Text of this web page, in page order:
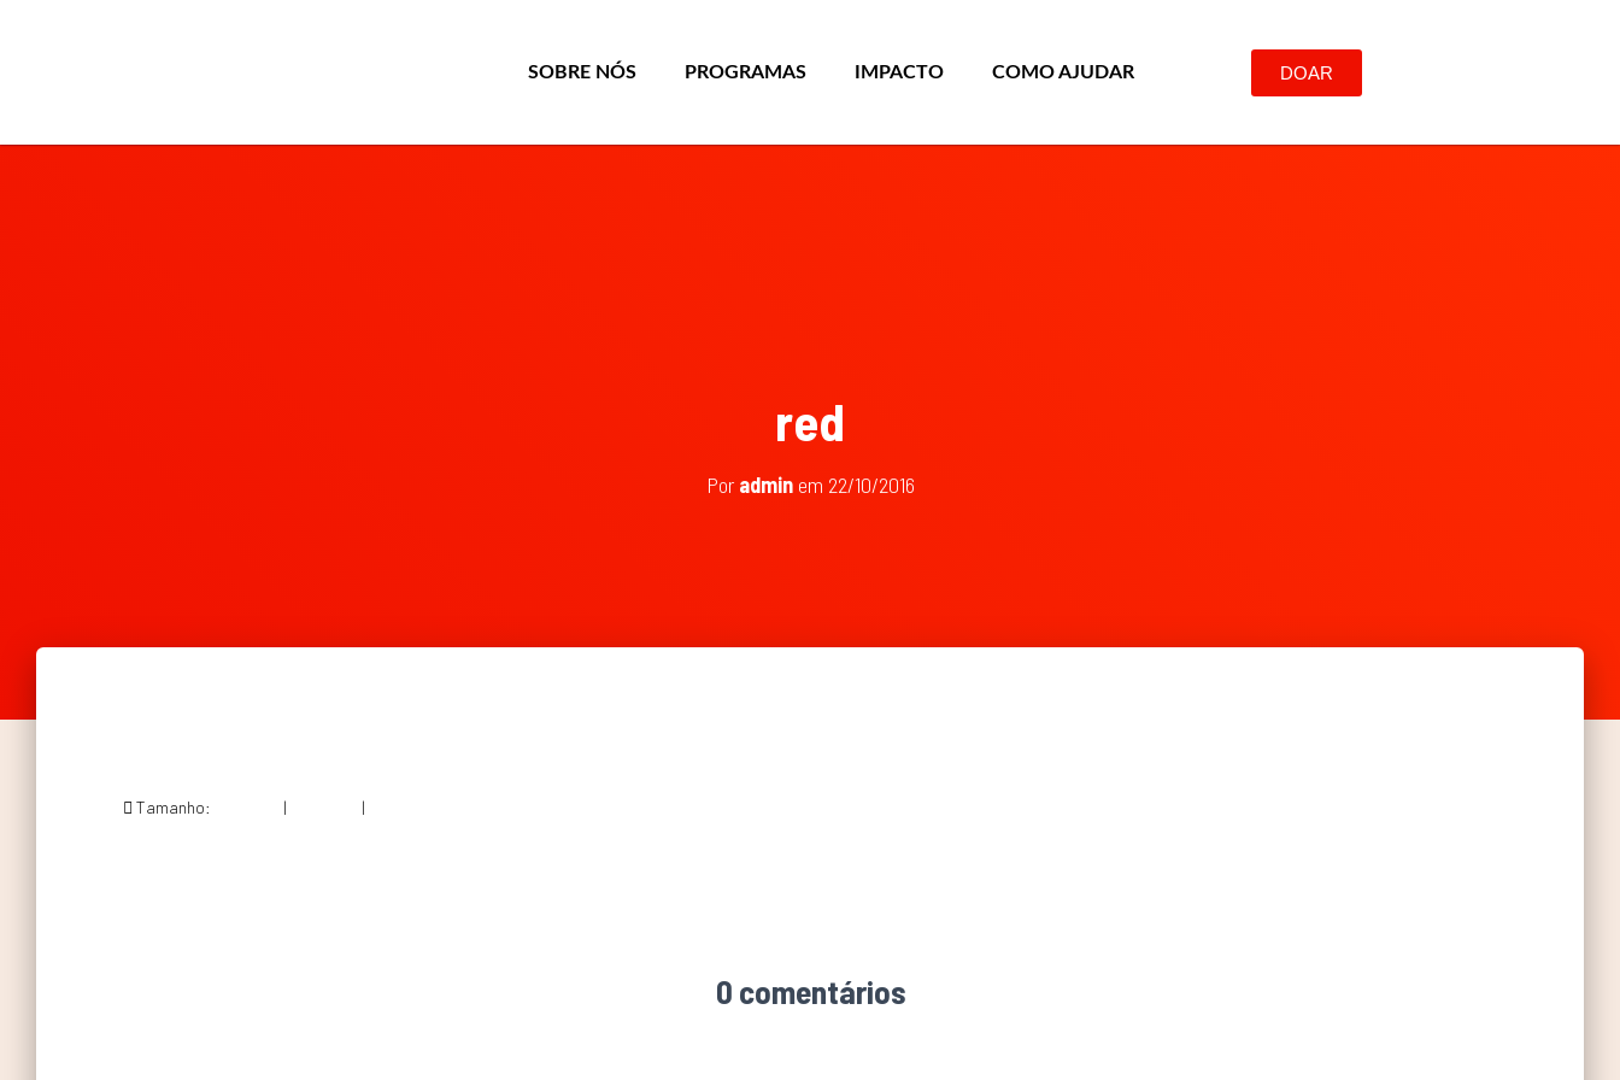
SOBRE NÓS PROGRAMAS IMPACTO COMO AJUDAR DOAR
red
Por adminem 22/10/2016
Tamanho: | |
0 comentários